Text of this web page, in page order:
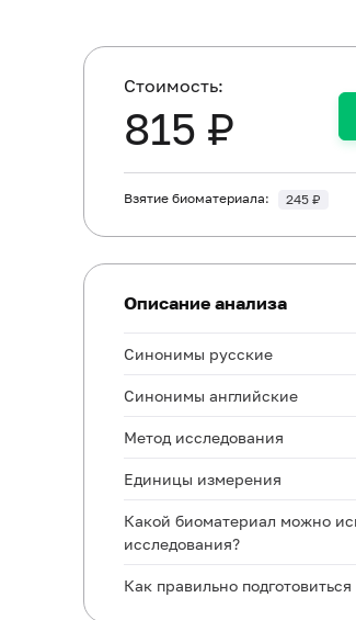
Cтоимость:
815 ₽
Взятие биоматериала: 245 ₽
Описание анализа
Синонимы русские
Синонимы английские
Метод исследования
Единицы измерения
Какой биоматериал можно
исследования?
Как правильно